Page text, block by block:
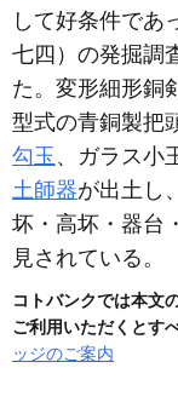
して好条件であ
七四） の発掘調
た。変形細形銅
型式の青銅製把
勾玉 、ガラス小
土師器が出土し
坏・高坏・器台
見されている。
コトバンクでは本文
ご利用いただくとす
ッジのご案内